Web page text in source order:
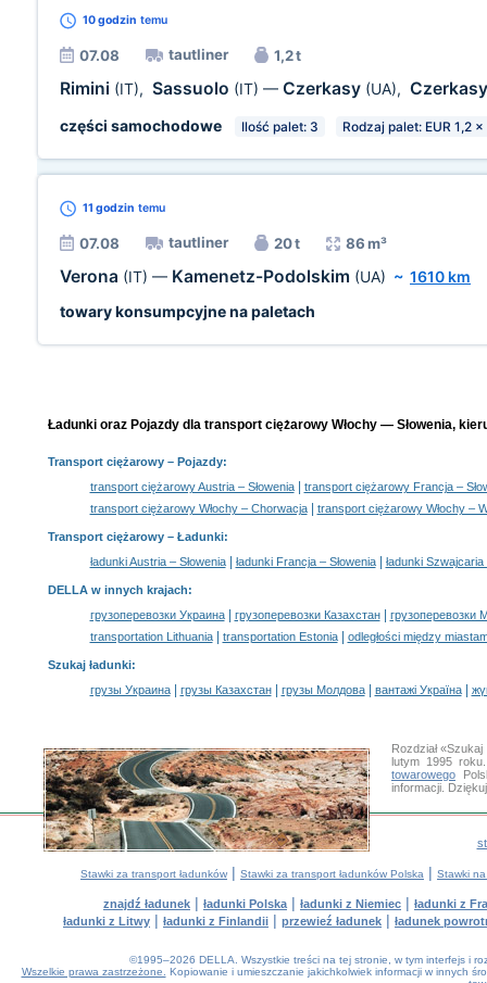
10 godzin temu
07.08 tautliner 1,2 t
Rimini (IT), Sassuolo (IT) — Czerkasy (UA),
części samochodowe Ilość palet: 3 Rodzaj palet: EUR 1,2
11 godzin temu
07.08 tautliner 20 t 86 m³
Verona (IT) — Kamenetz-Podolskim (UA) ~ 1610 km
towary konsumpcyjne na paletach
Ładunki oraz Pojazdy dla transport ciężarowy Włochy — Słowenia,
Transport ciężarowy– Pojazdy:
transport ciężarowy Austria – Słowenia|
transport ciężarowy Francja –
transport ciężarowy Włochy – Chorwacja| transport ciężarowy Włochy –
Transport ciężarowy – Ładunki:
ładunki Austria – Słowenia| ładunki Francja – Słowenia| ładunki Szwajcaria
DELLA w innych krajach:
грузоперевозки Украина| грузоперевозки Казахстан|
грузоперевозки
transportation Lithuania| transportation Estonia| odległości między
Szukaj ładunki:
грузы Украина| грузы Казахстан| грузы Молдова| вантажі Україна|
Rozdział
lutym 1995
towarowego
informacji.
Stawki za transport ładunków | Stawki za transport ładunków Polska | Stawki
znajdź ładunek | ładunki Polska | ładunki z Niemiec | ładunki z
ładunki z Litwy | ładunki z Finlandii | przewieź ładunek | ładunek
©1995–2026 DELLA. Wszystkie treści na tej stronie, w tym interfejs i
Wszelkie prawa zastrzeżone.
Kopiowanie i umieszczanie jakichkolwiek informacji w innych